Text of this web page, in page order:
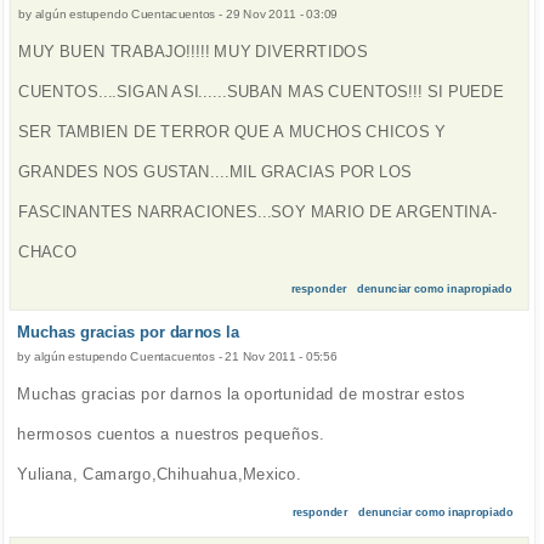
by algún estupendo Cuentacuentos - 29 Nov 2011 - 03:09
MUY BUEN TRABAJO!!!!! MUY DIVERRTIDOS
CUENTOS....SIGAN ASI......SUBAN MAS CUENTOS!!! SI PUEDE
SER TAMBIEN DE TERROR QUE A MUCHOS CHICOS Y
GRANDES NOS GUSTAN....MIL GRACIAS POR LOS
FASCINANTES NARRACIONES...SOY MARIO DE ARGENTINA-
CHACO
responder denunciar como inapropiado
Muchas gracias por darnos la
by algún estupendo Cuentacuentos-21 Nov 2011 - 05:56
Muchas gracias por darnos la oportunidad de mostrar estos
hermosos cuentos a nuestros pequeños.
Yuliana, Camargo,Chihuahua,Mexico.
responder denunciar como inapropiado